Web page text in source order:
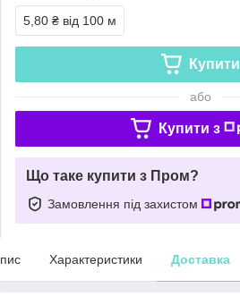
5,80 ₴ від 100 м
Купити
або
Купити з
Що таке купити з Пром?
Замовлення під захистом
Характеристики Доставка